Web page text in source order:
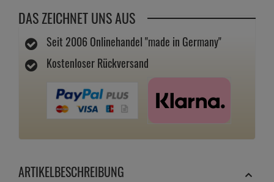
DAS ZEICHNET UNS AUS
Seit 2006 Onlinehandel "made in Germany"
Kostenloser Rückversand
ARTIKELBESCHREIBUNG